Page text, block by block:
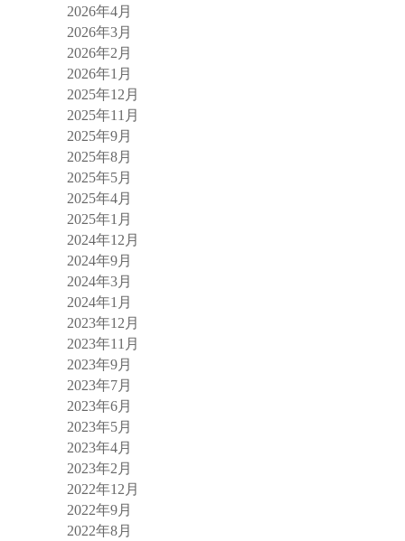
2026年4月
2026年3月
2026年2月
2026年1月
2025年12月
2025年11月
2025年9月
2025年8月
2025年5月
2025年4月
2025年1月
2024年12月
2024年9月
2024年3月
2024年1月
2023年12月
2023年11月
2023年9月
2023年7月
2023年6月
2023年5月
2023年4月
2023年2月
2022年12月
2022年9月
2022年8月